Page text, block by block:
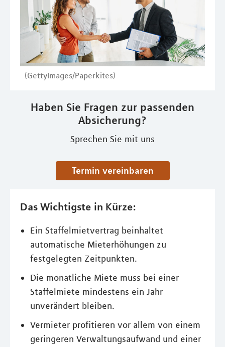
(GettyImages/Paperkites)
Haben Sie Fragen zur passenden
Absicherung?
Sprechen Sie mit uns
Termin vereinbaren
Das Wichtigste in Kürze:
Ein Staffelmietvertrag beinhaltet
automatische Mieterhöhungen zu
festgelegten Zeitpunkten.
Die monatliche Miete muss bei einer
Staffelmiete mindestens ein Jahr
unverändert bleiben.
Vermieter profitieren vor allem von einem
geringeren Verwaltungsaufwand und einer